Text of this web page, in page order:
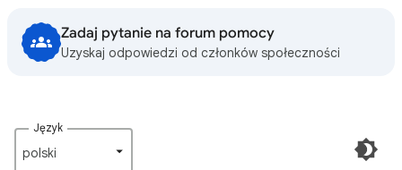
Zadaj pytanie na forum pomocy
Uzyskaj odpowiedzi od członków społeczności
Język
polski‎